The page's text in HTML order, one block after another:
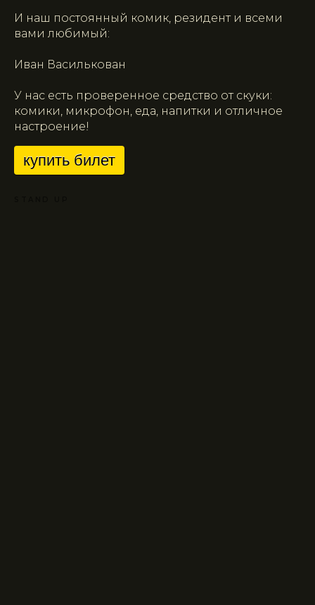
И наш постоянный комик, резидент и всеми
вами любимый:
Иван Василькован
У нас есть проверенное средство от скуки:
комики, микрофон, еда, напитки и отличное
настроение!
купить билет